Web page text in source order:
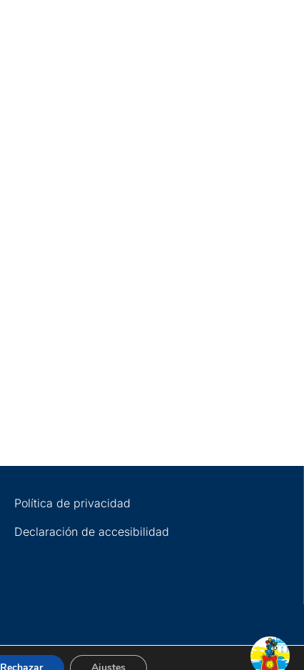
Política de privacidad
Declaración de accesibilidad